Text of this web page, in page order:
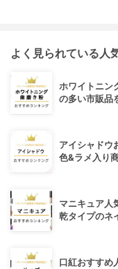
よく見られている人
ホワイトニン
の多い市販品
アイシャドウ
色&ラメ入り
マニキュア人
乾タイプのネ
口紅おすすめ